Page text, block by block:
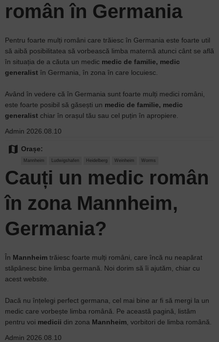
român în Germania
Pentru foarte mulți români care trăiesc în Germania este foarte util
să aibă posibilitatea să vorbească limba maternă atunci cânt se află
în situația de a căuta un medic medic de familie, medic
generalist în Germania, în zona în care locuiesc.
Având în vedere că în Germania sunt foarte mulți medici români,
este foarte posibil să găsești un medic de familie, medic
generalist chiar în orașul tău sau cel puțin în apropiere.
Admin 2026.08.10
map Orașe:
Mannheim Ludwigshafen Heidelberg Weinheim Worms
Cauți un medic român
în zona Mannheim,
Germania?
În Mannheim trăiesc foarte mulți români, care încă nu neapărat
stăpânesc bine limba germană. Noi dorim să îi ajutăm, chiar cu
acest website.
Dacă nu înțelegi perfect germana, cel mai bine ar fi să mergi la un
medic care vorbește limba română. Pe această pagină, listăm
pentru voi medicii din zona Mannheim , vorbitori de limba română.
Admin 2026.08.10